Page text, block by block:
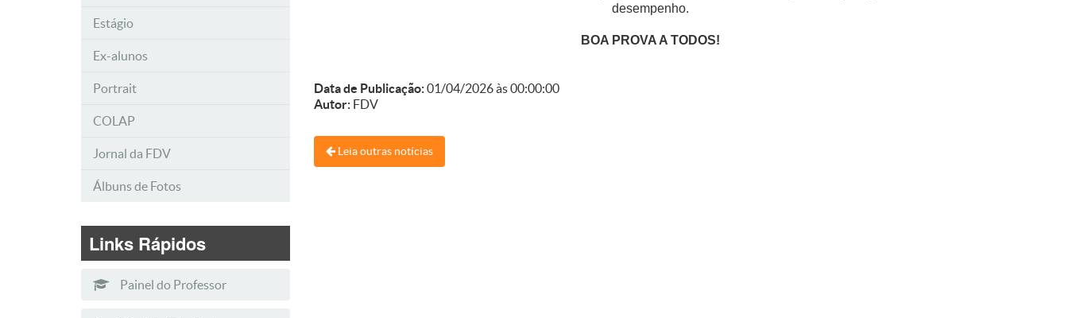
Estágio
Ex-alunos
Portrait
COLAP
Jornal da FDV
Álbuns de Fotos
Links Rápidos
Painel do Professor
desempenho.
BOA PROVA A TODOS!
Data de Publicação:01/04/2026 às 00:00:00
Autor: FDV
Leia outras notícias